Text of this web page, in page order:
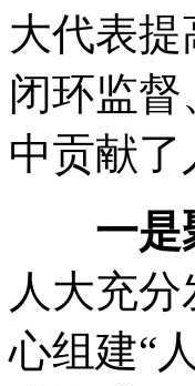
大代表
闭环监
中贡献
一是
人大充
心组建“